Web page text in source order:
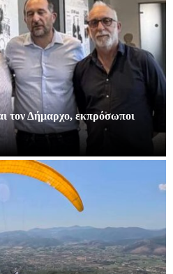
τον Δήμαρχο, εκπρόσωποι